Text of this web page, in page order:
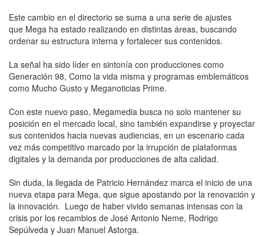
Este cambio en el directorio se suma a una serie de ajustes
que Mega ha estado realizando en distintas áreas, buscando
ordenar su estructura interna y fortalecer sus contenidos.
La señal ha sido líder en sintonía con producciones como
Generación 98, Como la vida misma y programas emblemáticos
como Mucho Gusto y Meganoticias Prime.
Con este nuevo paso, Megamedia busca no solo mantener su
posición en el mercado local, sino también expandirse y proyectar
sus contenidos hacia nuevas audiencias, en un escenario cada
vez más competitivo marcado por la irrupción de plataformas
digitales y la demanda por producciones de alta calidad.
Sin duda, la llegada de Patricio Hernández marca el inicio de una
nueva etapa para Mega, que sigue apostando por la renovación y
la innovación. Luego de haber vivido semanas intensas con la
crisis por los recambios de José Antonio Neme, Rodrigo
Sepúlveda y Juan Manuel Astorga.